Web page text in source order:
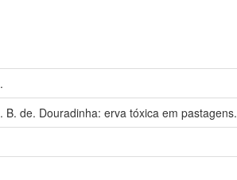
B. de. Douradinha: erva tóxica em pastagens.